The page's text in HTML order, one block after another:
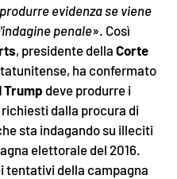
evidenza se viene
penale». Così
, presidente della Corte
ha confermato
Trump deve produrre i
dalla procura di
sta indagando su illeciti
elettorale del 2016.
tentativi della campagna